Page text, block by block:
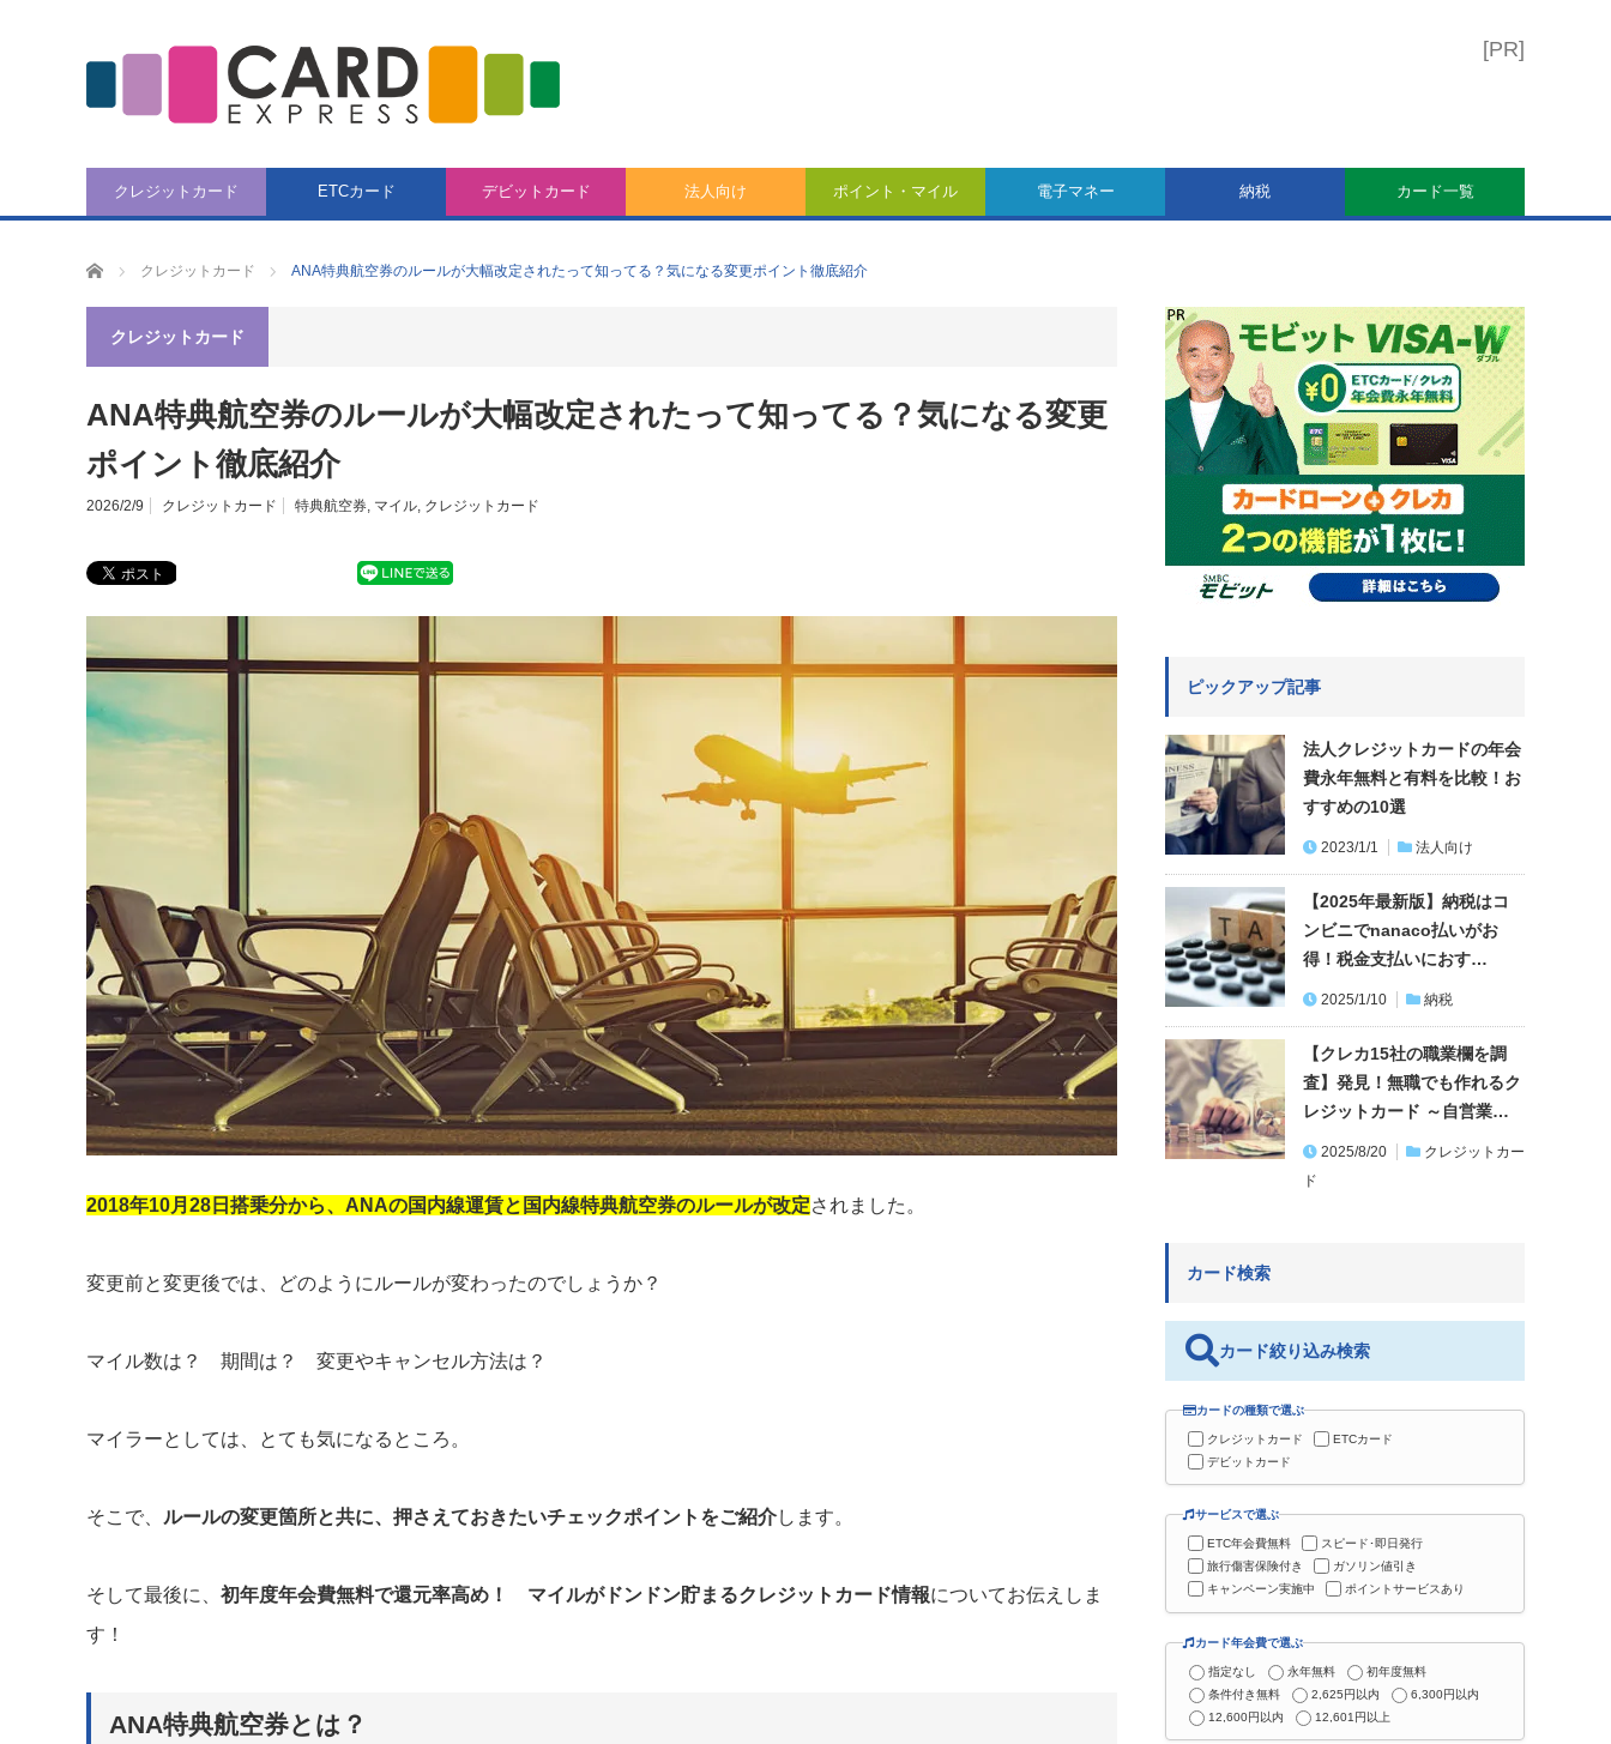
クレジットカード ETCカード デビットカード 法人向け ポイント・マイル 電子マネー 納税 カード一覧
CARD EXPRESSクレジットカード ANA特典航空券のルールが大幅改定されたって知ってる？気になる変更ポイント徹底紹介
クレジットカード
ANA特典航空券のルールが大幅改定されたって知ってる？気になる変更
ポイント徹底紹介
2026/2/9 クレジットカード 特典航空券, マイル, クレジットカード
2018年10月28日搭乗分から、ANAの国内線運賃と国内線特典航空券のルールが改定されました。
変更前と変更後では、どのようにルールが変わったのでしょうか？
マイル数は？ 期間は？ 変更やキャンセル方法は？
マイラーとしては、とても気になるところ。
そこで、 ルールの変更箇所と共に、押さえておきたいチェックポイントをご紹介します。
そして最後に、 初年度年会費無料で還元率高め！ マイルがドンドン貯まるクレジットカード情報についてお伝えしま
す！
ANA特典航空券とは？
ピックアップ記事
法人クレジットカードの年会
費永年無料と有料を比較！お
すすめの10選
2023/1/1 法人向け
【2025年最新版】納税はコ
ンビニでnanaco払いがお
得！税金支払いにおす…
2025/1/10 納税
【クレカ15社の職業欄を調
査】発見！無職でも作れるク
レジットカード ～自営業…
2025/8/20
クレジットカー
ド
カード検索
カード絞り込み検索
カードの種類で選ぶ
クレジットカード
ETCカード
デビットカード
サービスで選ぶ
ETC年会費無料
スピード･即日発行
旅行傷害保険付き
ガソリン値引き
キャンペーン実施中
ポイントサービスあり
カード年会費で選ぶ
指定なし 永年無料
初年度無料
条件付き無料
2,625円以内
6,300円以内
12,600円以内
12,601円以上